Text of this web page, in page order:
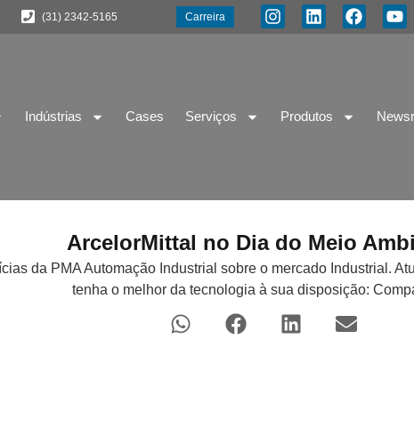
(31) 2342-5165 Carreira
Indústrias Cases Serviços Produtos
ArcelorMittal no Dia do Meio
da PMA Automação Industrial sobre o mercado Industrial.
tenha o melhor da tecnologia à sua disposição: